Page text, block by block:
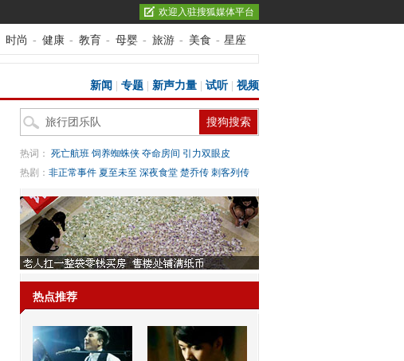
欢迎入驻搜狐媒体平台
时尚 - 健康 - 教育 - 母婴 - 旅游 - 美食 - 星座
新闻 专题 新声力量 试听| 视频
热词： 死亡航班 饲养蜘蛛侠 夺命房间 引力双眼皮
热剧： 非正常事件 夏至未至 深夜食堂 楚乔传 刺客列传
热点推荐